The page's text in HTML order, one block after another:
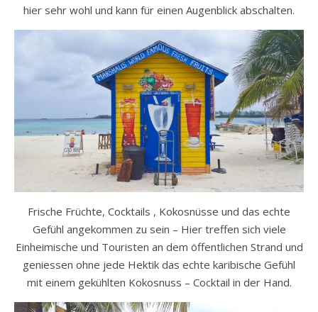
hier sehr wohl und kann für einen Augenblick abschalten.
Frische Früchte, Cocktails , Kokosnüsse und das echte
Gefühl angekommen zu sein – Hier treffen sich viele
Einheimische und Touristen an dem öffentlichen Strand und
geniessen ohne jede Hektik das echte karibische Gefühl
mit einem gekühlten Kokosnuss – Cocktail in der Hand.